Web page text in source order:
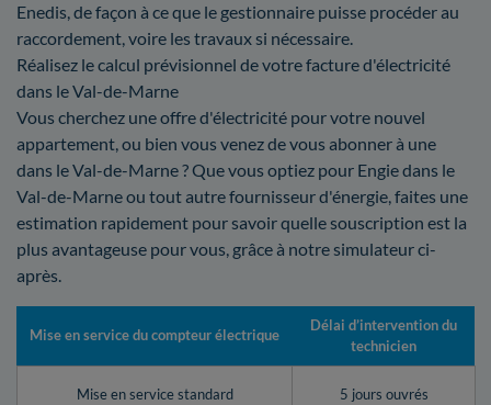
Enedis, de façon à ce que le gestionnaire puisse procéder au
raccordement, voire les travaux si nécessaire.
Réalisez le calcul prévisionnel de votre facture d'électricité
dans le Val-de-Marne
Vous cherchez une offre d'électricité pour votre nouvel
appartement, ou bien vous venez de vous abonner à une
dans le Val-de-Marne ? Que vous optiez pour Engie dans le
Val-de-Marne ou tout autre fournisseur d'énergie, faites une
estimation rapidement pour savoir quelle souscription est la
plus avantageuse pour vous, grâce à notre simulateur ci-
après.
Mise en service du compteur électrique
Délai d’intervention du
technicien
Mise en service standard 5 jours ouvrés